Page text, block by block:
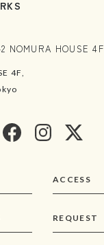
NOMURA HOUSE 4F
4F,
ACCESS
REQUEST